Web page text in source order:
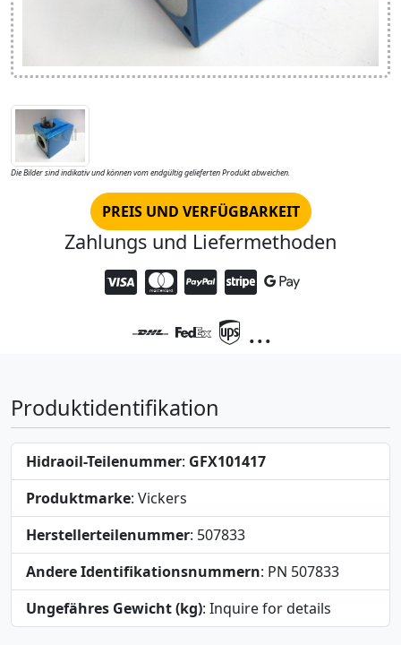
Die Bilder sind indikativ und können vom endgültig gelieferten Produkt abweichen.
PREIS UND VERFÜGBARKEIT
Zahlungs und Liefermethoden
...
Produktidentifikation
Hidraoil-Teilenummer: GFX101417
Produktmarke: Vickers
Herstellerteilenummer: 507833
Andere Identifikationsnummern: PN 507833
Ungefähres Gewicht (kg): Inquire for details